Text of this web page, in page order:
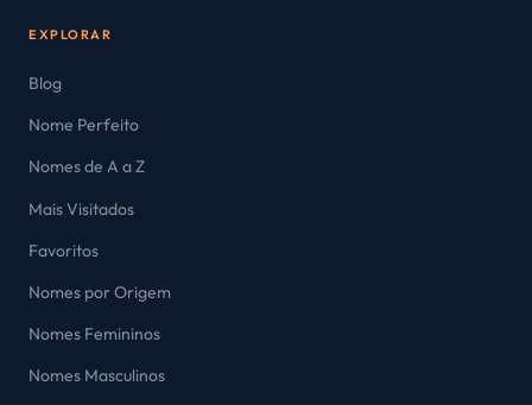
EXPLORAR
Blog
Nome Perfeito
Nomes de A a Z
Mais Visitados
Favoritos
Nomes por Origem
Nomes Femininos
Nomes Masculinos